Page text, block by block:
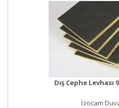
Dış Cephe
İzocam